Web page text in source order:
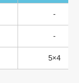
-
-
5×4